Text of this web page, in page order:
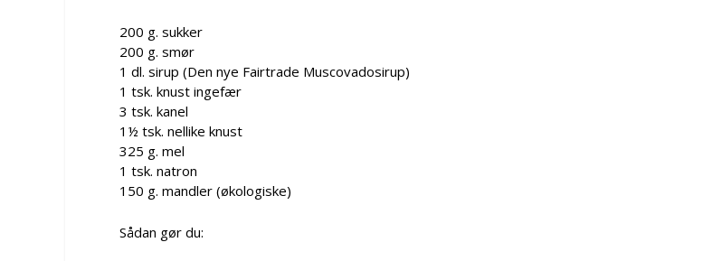
200 g. sukker
200 g. smør
1 dl. sirup (Den nye Fairtrade Muscovadosirup)
1 tsk. knust ingefær
3 tsk. kanel
1½ tsk. nellike knust
325 g. mel
1 tsk. natron
150 g. mandler (økologiske)
Sådan gør du: